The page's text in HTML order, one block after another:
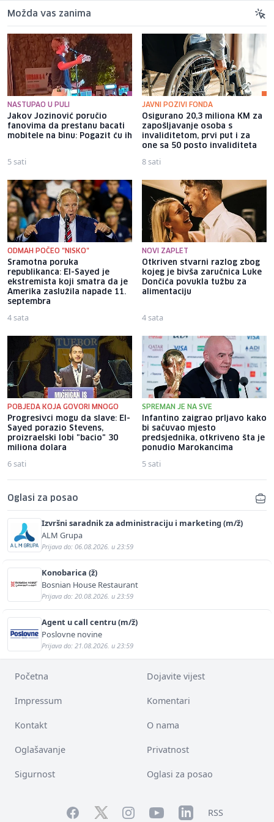
Možda vas zanima
NASTUPAO U PULI
Jakov Jozinović poručio
fanovima da prestanu bacati
mobitele na binu: Pogazit ću ih
5 sati
JAVNI POZIVI FONDA
Osigurano 20,3 miliona KM za
zapošljavanje osoba s
invaliditetom, prvi put i za
one sa 50 posto invaliditeta
8 sati
ODMAH POČEO "NISKO"
Sramotna poruka
republikanca: El-Sayed je
ekstremista koji smatra da je
Amerika zaslužila napade 11.
septembra
4 sata
NOVI ZAPLET
Otkriven stvarni razlog zbog
kojeg je bivša zaručnica Luke
Dončića povukla tužbu za
alimentaciju
4 sata
POBJEDA KOJA GOVORI MNOGO
Progresivci mogu da slave: El-
Sayed porazio Stevens,
proizraelski lobi "bacio" 30
miliona dolara
6 sati
SPREMAN JE NA SVE
Infantino zaigrao prljavo kako
bi sačuvao mjesto
predsjednika, otkriveno šta je
ponudio Marokancima
5 sati
Oglasi za posao
Izvršni saradnik za administraciju i marketing (m/ž)
ALM Grupa
Prijava do: 06.08.2026. u 23:59
Konobarica (ž)
Bosnian House Restaurant
Prijava do: 20.08.2026. u 23:59
Agent u call centru (m/ž)
Poslovne novine
Prijava do: 21.08.2026. u 23:59
Početna Dojavite vijest
Impressum Komentari
Kontakt O nama
Oglašavanje Privatnost
Sigurnost Oglasi za posao
FacebookTwitterInstagramYouTubeLinkedInRSS